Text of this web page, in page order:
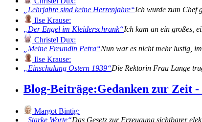
Lehrjahre sind keine Herrenjahre Ich wurde zum Chef
Ilse Krause:
Der Engel im Kleiderschrank Ich kam an ein großes,
Christel Dux:
Meine Freundin Petra Nun war es nicht mehr lustig,
Ilse Krause:
Einschulung Ostern 1939 Die Rektorin Frau Lange
Blog-Beiträge:Gedanken zur Zeit -
Margot Bintig:
Starke Worte Das Gesetz zur Erzeugung sichtbarer